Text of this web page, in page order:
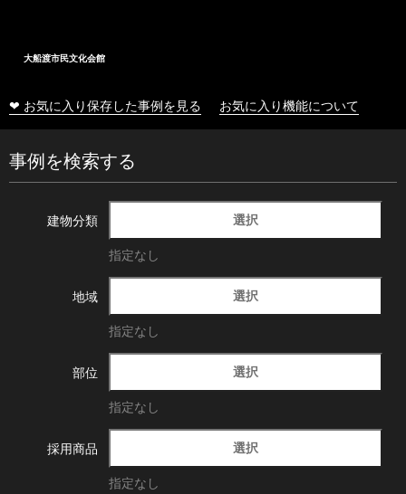
大船渡市民文化会館
❤ お気に入り保存した事例を見る お気に入り機能について
事例を検索する
建物分類 選択
指定なし
地域 選択
指定なし
部位 選択
指定なし
採用商品 選択
指定なし